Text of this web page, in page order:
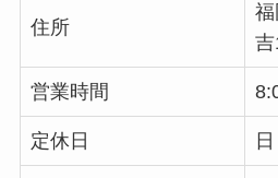
住所
営業時間
定休日